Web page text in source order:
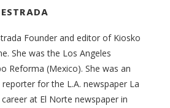
Founder and editor of Kiosko
She was the Los Angeles
Reforma (Mexico). She was an
for the L.A. newspaper La
at El Norte newspaper in